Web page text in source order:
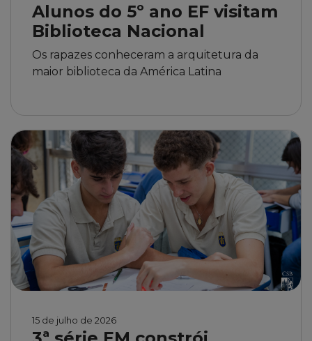
Alunos do 5º ano EF visitam
Biblioteca Nacional
Os rapazes conheceram a arquitetura da
maior biblioteca da América Latina
15 de julho de 2026